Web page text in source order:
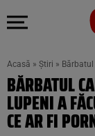
Acasă » Știri »
BĂRBATUL
LUPENI A
CE AR FI